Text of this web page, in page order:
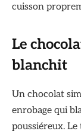
cuisson
Le
blanchit
Un chocolat
enrobage qui
poussiéreux.